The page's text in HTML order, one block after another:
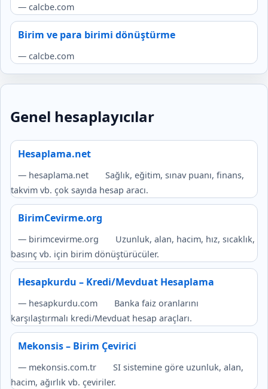
— calcbe.com
Birim ve para birimi dönüştürme
— calcbe.com
Genel hesaplayıcılar
Hesaplama.net
— hesaplama.net
Sağlık, eğitim, sınav puanı, finans,
takvim vb. çok sayıda hesap aracı.
BirimCevirme.org
— birimcevirme.org
Uzunluk, alan, hacim, hız, sıcaklık,
basınç vb. için birim dönüştürücüler.
Hesapkurdu – Kredi/Mevduat Hesaplama
— hesapkurdu.com
Banka faiz oranlarını
karşılaştırmalı kredi/Mevduat hesap araçları.
Mekonsis – Birim Çevirici
— mekonsis.com.tr
SI sistemine göre uzunluk, alan,
hacim, ağırlık vb. çeviriler.